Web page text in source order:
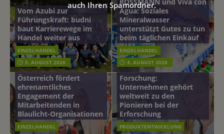
Vom Azubi zur
Führungskraft: budni
baut Karrierewege im
Handel weiter aus
EINZELHANDEL
5. AUGUST 2026
Agua: Soziales
Mineralwasser
unterstützt Gutes zu tun
beim täglichen Einkauf
EINZELHANDEL
4. AUGUST 2026
mehr vom leben tag: dm
Österreich fördert
ehrenamtliches
Engagement der
Mitarbeitenden in
Blaulicht-Organisationen
EINZELHANDEL
Beiersdorf
Hautmikrobiom-
Forschung:
Unternehmen gehört
weltweit zu den
Pionieren bei der
Erforschung
PRODUKTENTWICKLUNG
auch Ihren Spamordner.